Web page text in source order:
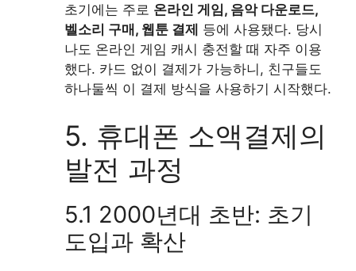
초기에는 주로 온라인 게임, 음악 다운로드,
벨소리 구매, 웹툰 결제 등에 사용됐다. 당시
나도 온라인 게임 캐시 충전할 때 자주 이용
했다. 카드 없이 결제가 가능하니, 친구들도
하나둘씩 이 결제 방식을 사용하기 시작했다.
5. 휴대폰 소액결제의
발전 과정
5.1 2000년대 초반: 초기
도입과 확산